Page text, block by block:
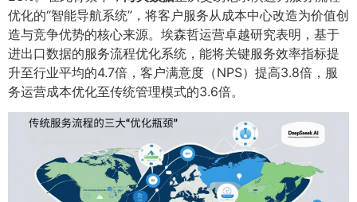
优化的“智能导航系统”，将客户服务从成本中心改造为价值创
造与竞争优势的核心来源。埃森哲运营卓越研究表明，基于
进出口数据的服务流程优化系统，能将关键服务效率指标提
升至行业平均的4.7倍，客户满意度（NPS）提高3.8倍，服
务运营成本优化至传统管理模式的3.6倍。